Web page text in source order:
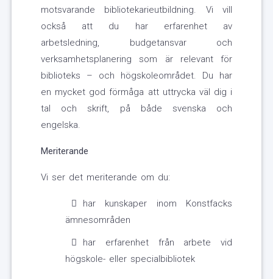
motsvarande bibliotekarieutbildning. Vi vill
också att du har erfarenhet av
arbetsledning, budgetansvar och
verksamhetsplanering som är relevant för
biblioteks – och högskoleområdet. Du har
en mycket god förmåga att uttrycka väl dig i
tal och skrift, på både svenska och
engelska.
Meriterande
Vi ser det meriterande om du:
har kunskaper inom Konstfacks
ämnesområden
har erfarenhet från arbete vid
högskole- eller specialbibliotek